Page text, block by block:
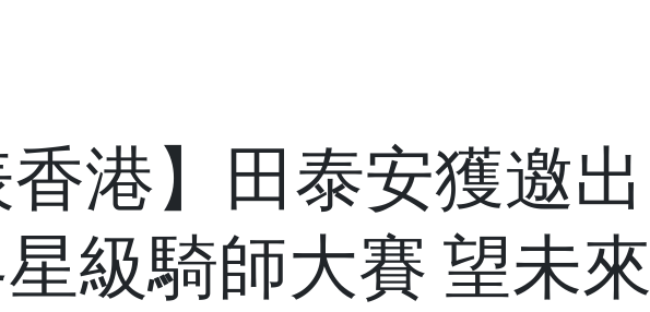
香港】田泰安獲邀出
級騎師大賽 望未來